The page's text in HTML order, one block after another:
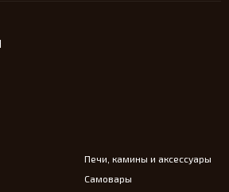
Печи, камины и аксессуары
Самовары